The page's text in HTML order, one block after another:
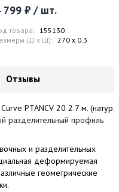
799 ₽ / шт.
товара: 155130
(Д x Ш): 270 x 0.3
Отзывы
PTANCV 20 2.7 м. (натур.
разделительный профиль
и разделительных
деформируемая
геометрические